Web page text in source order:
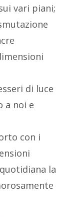
vari piani;
di luce
a noi e
con i
la